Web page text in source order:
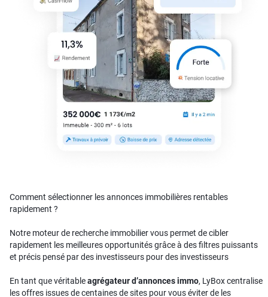
Comment sélectionner les annonces immobilières rentables
rapidement ?
Notre moteur de recherche immobilier vous permet de cibler
rapidement les meilleures opportunités grâce à des filtres puissants
et précis pensé par des investisseurs pour des investisseurs
En tant que véritableagrégateur d’annonces immo, LyBox centralise
les offres issues de centaines de sites pour vous éviter de les